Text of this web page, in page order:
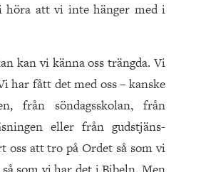
höra att vi inte hänger med i
kan vi känna oss trängda. Vi
har fått det med oss – kanske
från söndagsskolan, från
eller från gudstjäns­
oss att tro på Ordet så som vi